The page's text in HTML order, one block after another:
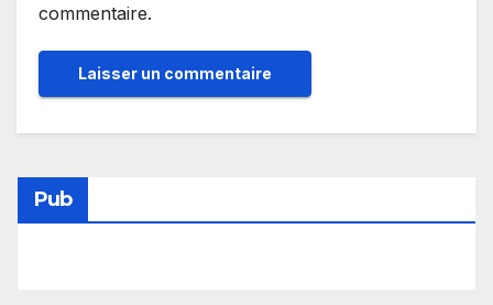
commentaire.
Pub